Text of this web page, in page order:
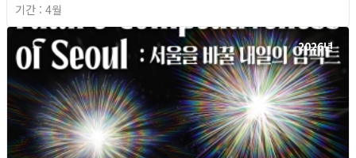
기간 : 4월
2026년